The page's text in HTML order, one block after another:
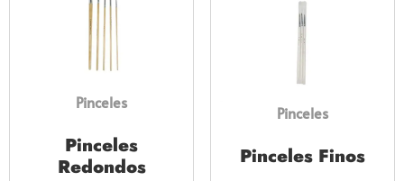
Pinceles
Pinceles
Redondos
Pinceles
Pinceles Finos